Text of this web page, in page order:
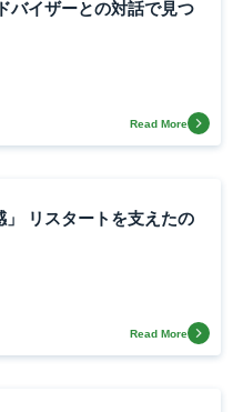
バイザーとの対話で見つ
Read More
リスタートを支えたの
Read More